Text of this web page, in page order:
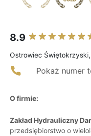
8.9
Ostrowiec
Pokaż numer
O firmie:
Zakład Hydrauliczny
przedsiębiorstwo o